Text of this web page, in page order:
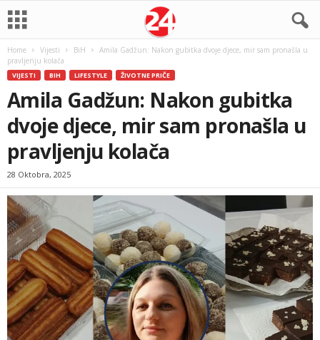
Home Vijesti BiH
Amila Gadžun: Nakon gubitka dvoje djece, mir sam pronašla u
pravljenju kolača
VIJESTI BIH LIFESTYLE ŽIVOTNE PRIČE
Amila Gadžun: Nakon gubitka
dvoje djece, mir sam pronašla u
pravljenju kolača
28 Oktobra, 2025